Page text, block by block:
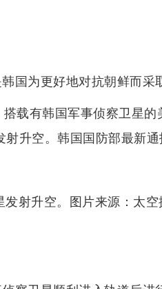
国为更好地对抗朝鲜而采
载有韩国军事侦察卫星的
升空。韩国国防部最新
射升空。图片来源：太